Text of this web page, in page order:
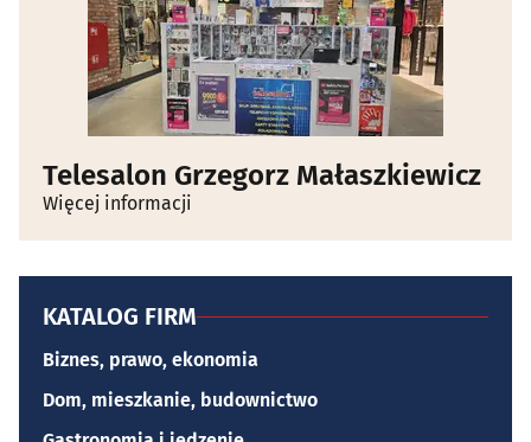
Telesalon Grzegorz Małaszkiewicz
Więcej informacji
KATALOG FIRM
Biznes, prawo, ekonomia
Dom, mieszkanie, budownictwo